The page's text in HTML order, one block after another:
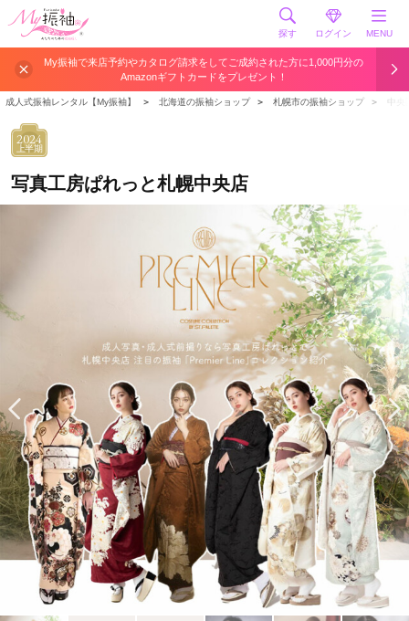
探す ログイン MENU
My振袖で来店予約やカタログ請求をしてご成約された方に1,000円分の
Amazonギフトカードをプレゼント！
成人式振袖レンタル【My振袖】 ＞ 北海道の振袖ショップ ＞ 札幌市の振袖ショップ ＞
2024
上半期
写真工房ぱれっと札幌中央店